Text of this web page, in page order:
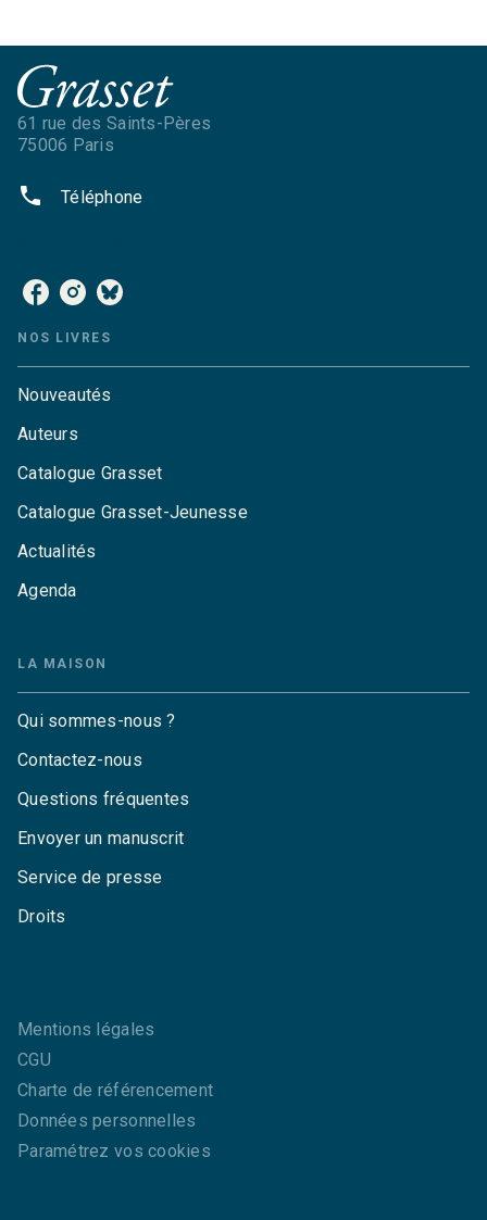
61 rue des Saints-Pères
75006 Paris
phone Téléphone
NOS LIVRES
Nouveautés
Auteurs
Catalogue Grasset
Catalogue Grasset-Jeunesse
Actualités
Agenda
LA MAISON
Qui sommes-nous ?
Contactez-nous
Questions fréquentes
Envoyer un manuscrit
Service de presse
Droits
Mentions légales
CGU
Charte de référencement
Données personnelles
Paramétrez vos cookies